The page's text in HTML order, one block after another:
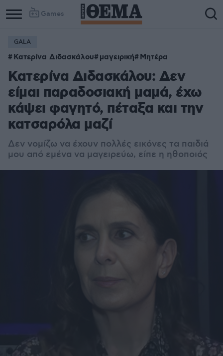
Games
GALA
Κατερίνα Διδασκάλου μαγειρική Μητέρα
Κατερίνα Διδασκάλου: Δεν
είμαι παραδοσιακή μαμά, έχω
κάψει φαγητό, πέταξα και την
κατσαρόλα μαζί
Δεν νομίζω να έχουν πολλές εικόνες τα παιδιά
μου από εμένα να μαγειρεύω, είπε η ηθοποιός